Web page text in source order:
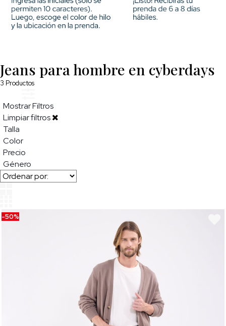
Jeans para hombre en cyberdays
3 Productos
Mostrar Filtros
Limpiar filtros
Talla
Color
Precio
Género
-50%